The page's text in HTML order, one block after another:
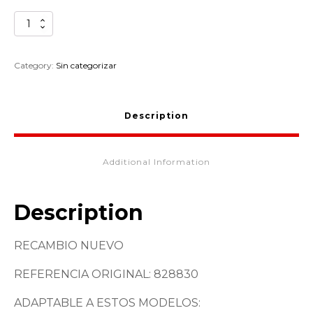
MUELLE
CARBURADOR
SCOOTER
Category: Sin categorizar
Description
Additional Information
Description
RECAMBIO NUEVO
REFERENCIA ORIGINAL: 828830
ADAPTABLE A ESTOS MODELOS: